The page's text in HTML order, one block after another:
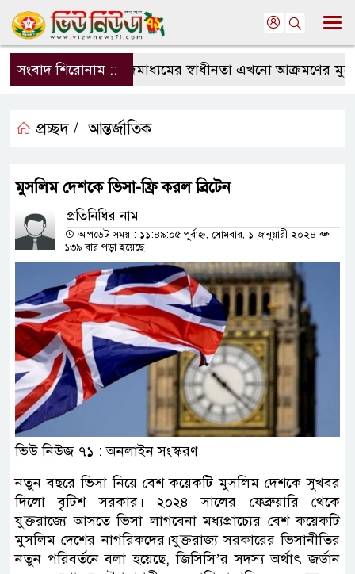
সংবাদ শিরোনাম ::সংবাদমাধ্যমের স্বাধীনতা এখনো আক্রমণের মুখে:
প্রচ্ছদ / আন্তর্জাতিক
মুসলিম দেশকে ভিসা-ফ্রি করল ব্রিটেন
প্রতিনিধির নাম
আপডেট সময় : ১১:৪৯:০৫ পূর্বাহ্ন, সোমবার, ১ জানুয়ারী ২০২৪
১৩৯ বার পড়া হয়েছে
ভিউ নিউজ ৭১ : অনলাইন সংস্করণ
নতুন বছরে ভিসা নিয়ে বেশ কয়েকটি মুসলিম দেশকে সুখবর
দিলো বৃটিশ সরকার। ২০২৪ সালের ফেব্রুয়ারি থেকে
যুক্তরাজ্যে আসতে ভিসা লাগবেনা মধ্যপ্রাচ্যের বেশ কয়েকটি
মুসলিম দেশের নাগরিকদের।যুক্তরাজ্য সরকারের ভিসানীতির
নতুন পরিবর্তনে বলা হয়েছে, জিসিসি’র সদস্য অর্থাৎ জর্ডান